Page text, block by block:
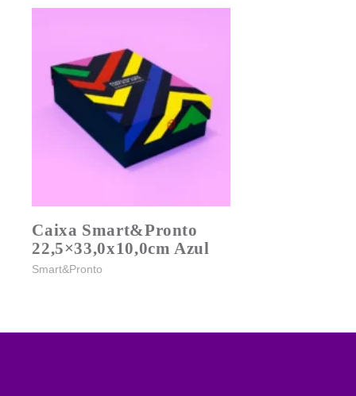
Caixa Smart&Pronto
22,5×33,0x10,0cm Azul
Smart&Pronto